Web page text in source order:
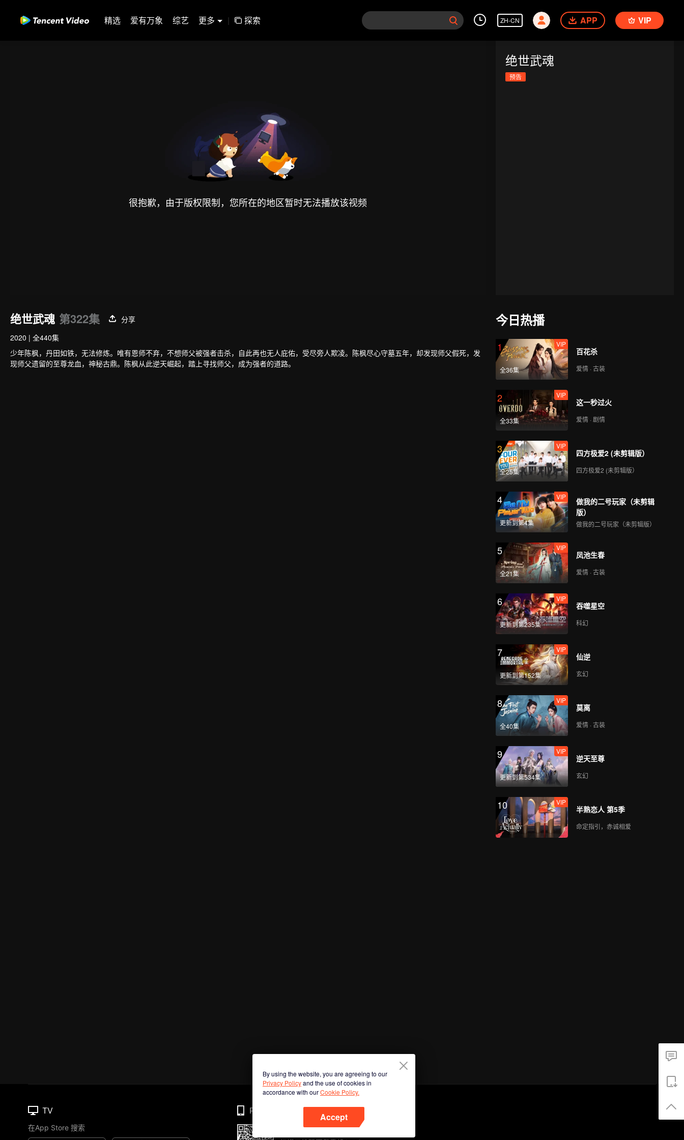
精选 爱有万象 综艺 更多 | 探索 ZH-CN APP VIP
很抱歉，由于版权限制，您所在的地区暂时无法播放该视频
绝世武魂
预告
绝世武魂 第322集
分享
2020 | 全440集
少年陈枫，丹田如铁，无法修炼。唯有恩师不弃，不想师父被强者击杀，自此再也无人庇佑，受尽旁人欺凌。陈枫尽心守墓五年，却发现师父假死，发
现师父遗留的至尊龙血，神秘古鼎。陈枫从此逆天崛起，踏上寻找师父，成为强者的道路。
今日热播
1
全36集
VIP
百花杀
爱情 · 古装
2
全33集
VIP
这一秒过火
爱情 · 剧情
3
全25集
VIP
四方极爱2 (未剪辑版）
四方极爱2 (未剪辑版）
4
更新到第4集
VIP
做我的二号玩家（未剪辑
版）
做我的二号玩家（未剪辑版）
5
全21集
VIP
凤池生春
爱情 · 古装
6
更新到第235集
VIP
吞噬星空
科幻
7
更新到第152集
VIP
仙逆
玄幻
8
全40集
VIP
莫离
爱情 · 古装
9
更新到第534集
VIP
逆天至尊
玄幻
10 VIP
半熟恋人 第5季
命定指引，赤诚相爱
By using the website, you are agreeing to our
Privacy Policyand the use of cookies in
accordance with ourCookie Policy.
Accept
TV
在App Store 搜索
Phone